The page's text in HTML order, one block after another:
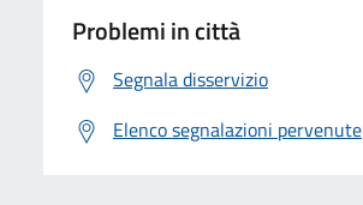
Problemi in città
Segnala disservizio
Elenco segnalazioni pervenute